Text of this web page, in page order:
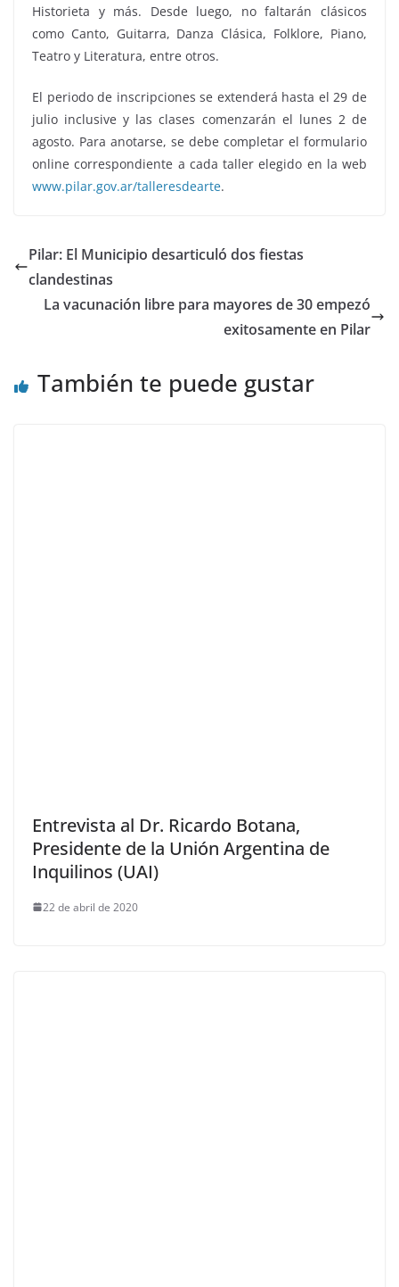
Historieta y más. Desde luego, no faltarán clásicos
como Canto, Guitarra, Danza Clásica, Folklore, Piano,
Teatro y Literatura, entre otros.
El periodo de inscripciones se extenderá hasta el 29 de
julio inclusive y las clases comenzarán el lunes 2 de
agosto. Para anotarse, se debe completar el formulario
online correspondiente a cada taller elegido en la web
www.pilar.gov.ar/talleresdearte.
Pilar: El Municipio desarticuló dos fiestas
clandestinas
La vacunación libre para mayores de 30 empezó
exitosamente en Pilar
También te puede gustar
Entrevista al Dr. Ricardo Botana,
Presidente de la Unión Argentina de
Inquilinos (UAI)
22 de abril de 2020